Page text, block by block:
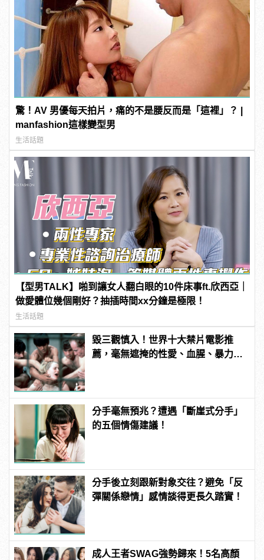
驚！AV 男優每天拍片，痛的不是腰反而是「這裡」？ |
manfashion這樣變型男
生活話題
【型男TALK】啪到讓女人翻白眼的10件床事ft.欣西亞｜
做愛體位幾個剛好？抽插時間xx分鐘是極限！
生活話題
毀三觀慎入！世界十大禁片電影推
薦，毫無遮掩的性愛、血腥、暴力、
分手毫無預兆？遭遇「斷崖式分手」
的五個情傷建議！
分手後立刻跟新對象交往？避免「反
彈關係戀情」感情談得更長久踏實！
成人王者SWAG強勢歸來！5名高顏